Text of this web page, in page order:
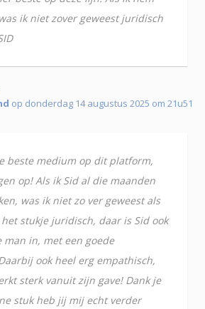
ik niet zover geweest juridisch
op donderdag 14 augustus 2025 om 21u51
beste medium op dit platform,
op! Als ik Sid al die maanden
was ik niet zo ver geweest als
stukje juridisch, daar is Sid ook
man in, met een goede
ook heel erg empathisch,
sterk vanuit zijn gave! Dank je
stuk heb jij mij echt verder